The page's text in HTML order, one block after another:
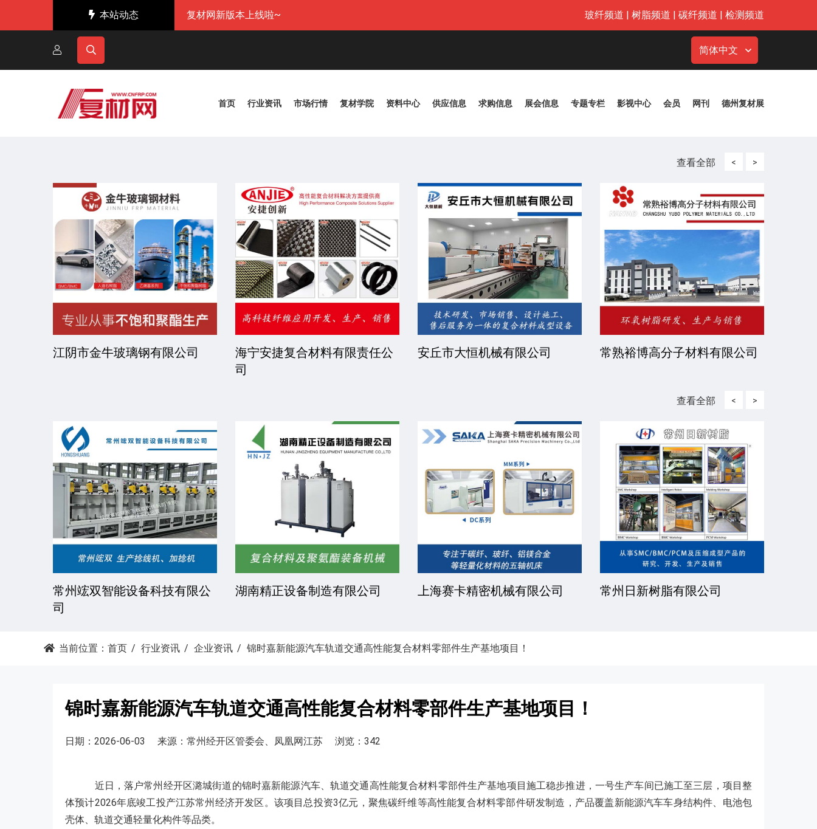
本站动态 复材网新版本上线啦~ 玻纤频道 | 树脂频道 | 碳纤频道 | 检测频道
简体中文
首页 行业资讯 市场行情 复材学院 资料中心 供应信息 求购信息 展会信息 专题专栏 影视中心 会员 网刊 德州复材展
查看全部 <
京华派克邯郸机械科技有限公
福建省睿步智能装备有限公司
北京中远恒达涂装设备有限公
北京伊诺瓦科技有限公司
>
查看全部 <
湘潭科达机械设备有限公司 东莞市凯文化工有限公司 安徽金骏复合材料有限公司 厦门一诺得复合材料有限公司
>
当前位置： 首页 行业资讯 企业资讯 锦时嘉新能源汽车轨道交通高性能复合材料零部件生产基地项目！
锦时嘉新能源汽车轨道交通高性能复合材料零部件生产基地项目！
日期：2026-06-03 来源：常州经开区管委会、凤凰网江苏 浏览：342
近日，落户常州经开区潞城街道的锦时嘉新能源汽车、轨道交通高性能复合材料零部件生产基地项目施工稳步推进，一号生产车间已施工至三层，项目整
体预计2026年底竣工投产江苏常州经济开发区。该项目总投资3亿元，聚焦碳纤维等高性能复合材料零部件研发制造，产品覆盖新能源汽车车身结构件、电池包
壳体、轨道交通轻量化构件等品类。